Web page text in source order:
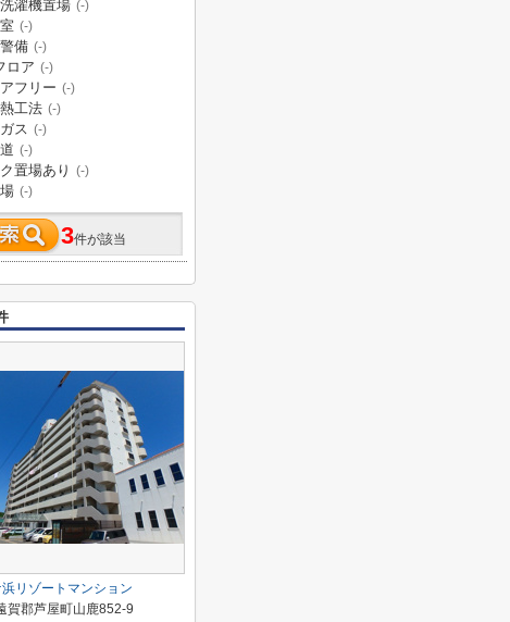
濯機置場 (-)
(-)
備 (-)
ロア (-)
フリー (-)
工法 (-)
ス (-)
(-)
置場あり (-)
(-)
3件が該当
リゾートマンション
賀郡芦屋町山鹿852-9